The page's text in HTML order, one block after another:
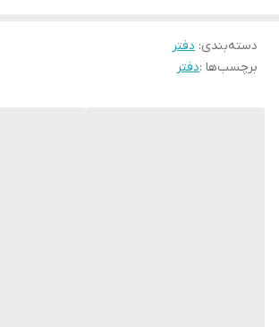
دسته‌بندی: دفتر
برچسب‌ها :دفتر